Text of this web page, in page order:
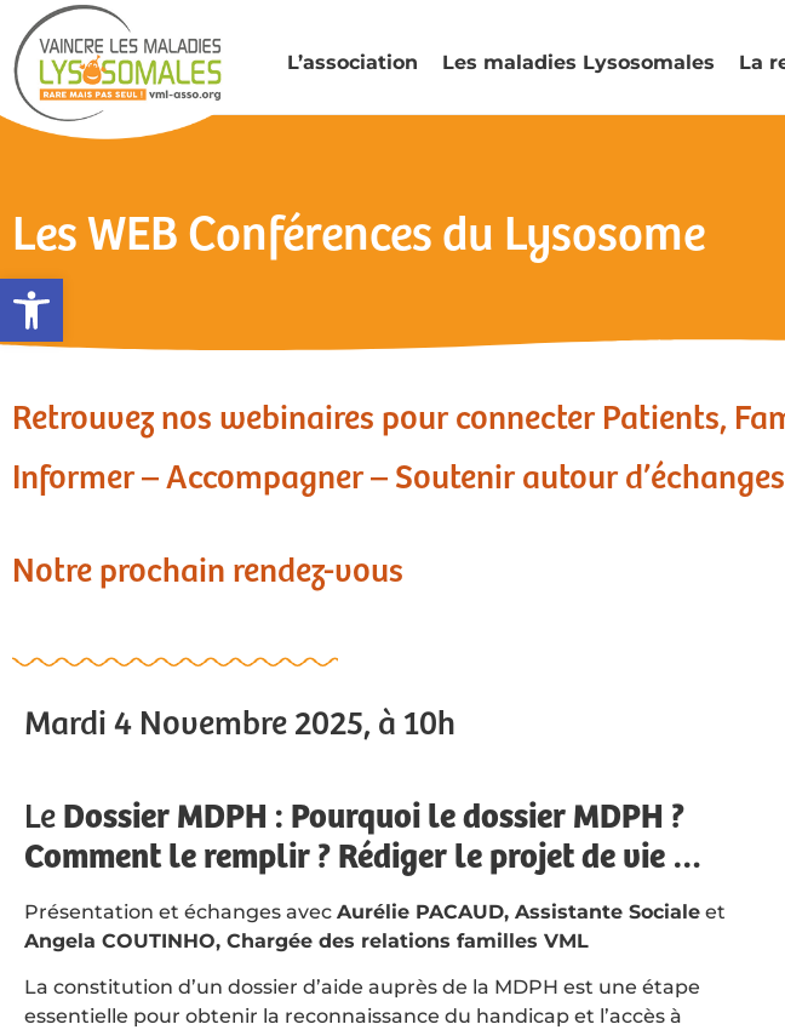
Ouvrir la barre d’outils
L’association Les maladies Lysosomales La
Les WEB Conférences du Lysosome
Retrouvez nos webinaires pour connecter Patients,
Informer – Accompagner – Soutenirautour
Notre prochain rendez-vous
Mardi 4 Novembre 2025, à 10h
Le Dossier MDPH : Pourquoi le dossier MDPH ?
Comment le remplir ? Rédiger le projet de vie …
Présentation et échanges avec Aurélie PACAUD, Assistante Sociale et
Angela COUTINHO, Chargée des relations familles VML
La constitution d’un dossier d’aide auprès de la MDPH est une étape
essentielle pour obtenir la reconnaissance du handicap et l’accès à